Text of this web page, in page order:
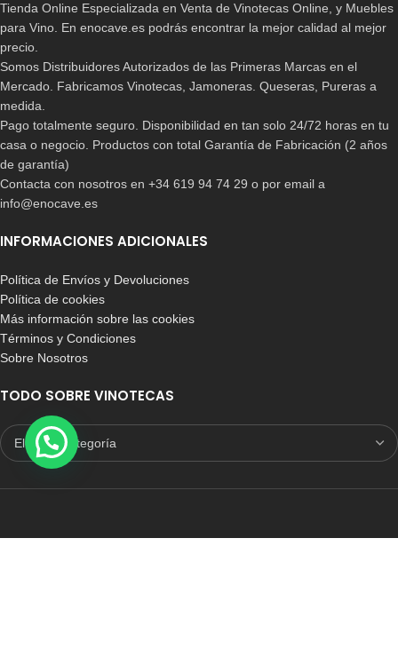
Tienda Online Especializada en Venta de Vinotecas Online, y Muebles
para Vino. En enocave.es podrás encontrar la mejor calidad al mejor
precio.
Somos Distribuidores Autorizados de las Primeras Marcas en el
Mercado. Fabricamos Vinotecas, Jamoneras. Queseras, Pureras a
medida.
Pago totalmente seguro. Disponibilidad en tan solo 24/72 horas en tu
casa o negocio. Productos con total Garantía de Fabricación (2 años
de garantía)
Contacta con nosotros en +34 619 94 74 29 o por email a
info@enocave.es
INFORMACIONES ADICIONALES
Política de Envíos y Devoluciones
Política de cookies
Más información sobre las cookies
Términos y Condiciones
Sobre Nosotros
TODO SOBRE VINOTECAS
E-COMMERCE CON SELLO DE CONFIANZA